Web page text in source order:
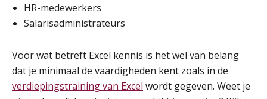
HR-medewerkers
Salarisadministrateurs
Voor wat betreft Excel kennis is het wel van belang
dat je minimaal de vaardigheden kent zoals in de
verdiepingstraining van Excel wordt gegeven. Weet je